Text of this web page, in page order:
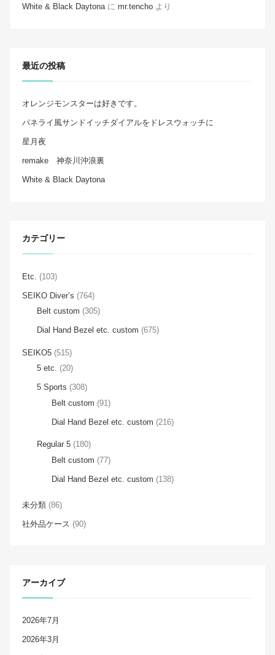
White & Black Daytonaに mr.tencho より
最近の投稿
オレンジモンスターは好きです。
パネライ風サンドイッチダイアルをドレスウォッチに
星月夜
remake 神奈川沖浪裏
White & Black Daytona
カテゴリー
Etc. (103)
SEIKO Diver’s (764)
Belt custom (305)
Dial Hand Bezel etc. custom (675)
SEIKO5 (515)
5 etc. (20)
5 Sports (308)
Belt custom (91)
Dial Hand Bezel etc. custom (216)
Regular 5 (180)
Belt custom (77)
Dial Hand Bezel etc. custom (138)
未分類 (86)
社外品ケース (90)
アーカイブ
2026年7月
2026年3月